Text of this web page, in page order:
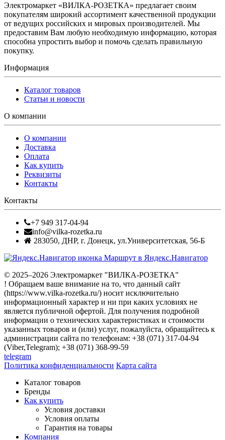
Электромаркет «ВИЛКА-РОЗЕТКА» предлагает своим
покупателям широкий ассортимент качественной продукции
от ведущих российских и мировых производителей. Мы
предоставим Вам любую необходимую информацию, которая
способна упростить выбор и помочь сделать правильную
покупку.
Информация
Каталог товаров
Статьи и новости
О компании
О компании
Доставка
Оплата
Как купить
Реквизиты
Контакты
Контакты
+7 949 317-04-94
info@vilka-rozetka.ru
283050, ДНР, г. Донецк, ул.Университетская, 56-Б
Маршрут в Яндекс.Навигатор
© 2025–2026 Электромаркет "ВИЛКА-РОЗЕТКА"
! Обращаем ваше внимание на то, что данный сайт
(https://www.vilka-rozetka.ru/) носит исключительно
информационный характер и ни при каких условиях не
является публичной офертой. Для получения подробной
информации о технических характеристиках и стоимости
указанных товаров и (или) услуг, пожалуйста, обращайтесь к
администрации сайта по телефонам: +38 (071) 317-04-94
(Viber,Telegram); +38 (071) 368-99-59
telegram
Политика конфиденциальности Карта сайта
Каталог товаров
Бренды
Как купить
Условия доставки
Условия оплаты
Гарантия на товары
Компания